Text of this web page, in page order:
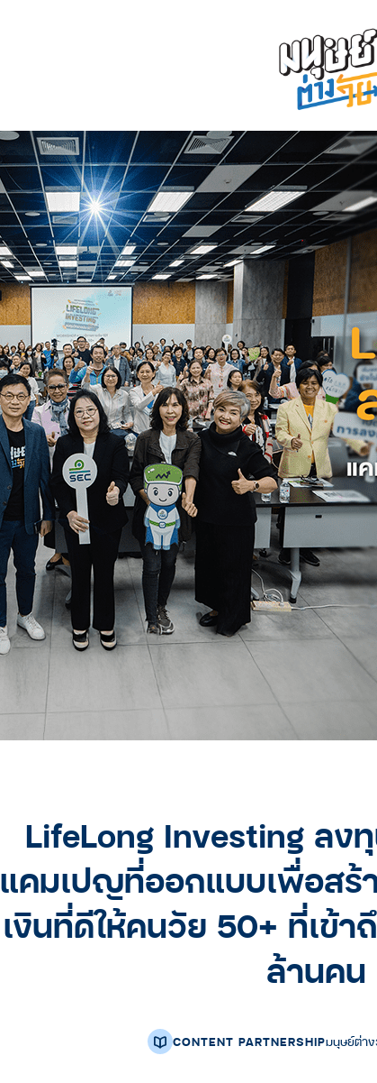
LifeLong Investing ลง
แคมเปญที่ออกแบบเพื่อส
เงินที่ดีให้คนวัย 50+ ที่เข้
ล้านคน
CONTENT PARTNERSHIPมนุษย์ต่า